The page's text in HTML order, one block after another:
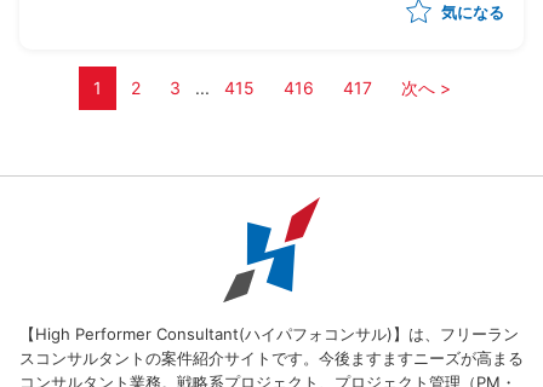
・その他、授業に使うコンテンツの制作やテスト作成、
え、学生に興味を持たせたり覚えてもらうことが重要
気になる
1 2 3 ... 415 416 417 次へ >
【High Performer Consultant(ハイパフォコンサル)】は、フリーラン
スコンサルタントの案件紹介サイトです。今後ますますニーズが高まる
コンサルタント業務。戦略系プロジェクト、プロジェクト管理（PM・